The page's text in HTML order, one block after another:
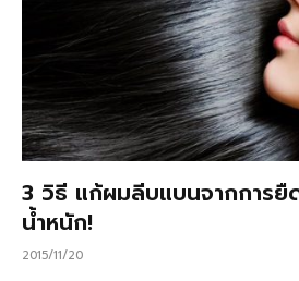
3 วิธี แก้ผมลีบแบนจากการยื
น้ำหนัก!
2015/11/20